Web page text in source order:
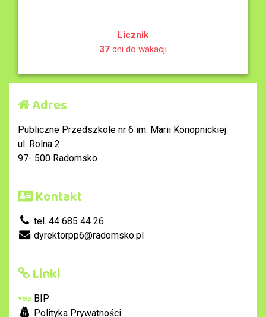
Licznik
37 dni do wakacji
Adres
Publiczne Przedszkole nr 6 im. Marii Konopnickiej
ul. Rolna 2
97- 500 Radomsko
Kontakt
tel. 44 685 44 26
dyrektorpp6@radomsko.pl
Linki
BIP
Polityka Prywatności